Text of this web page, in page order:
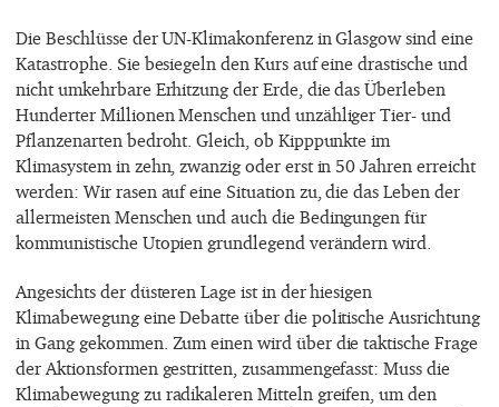
Die Beschlüsse der UN-Klimakonferenz in Glasgow sind eine
Katastrophe. Sie besiegeln den Kurs auf eine drastische und
nicht umkehrbare Erhitzung der Erde, die das Überleben
Hunderter Millionen Menschen und unzähliger Tier- und
Pflanzenarten bedroht. Gleich, ob Kipppunkte im
Klimasystem in zehn, zwanzig oder erst in 50 Jahren erreicht
werden: Wir rasen auf eine Situation zu, die das Leben der
allermeisten Menschen und auch die Bedingungen für
kommunistische Utopien grundlegend verändern wird.
Angesichts der düsteren Lage ist in der hiesigen
Klimabewegung eine Debatte über die politische Ausrichtung
in Gang gekommen. Zum einen wird über die taktische Frage
der Aktionsformen gestritten, zusammengefasst: Muss die
Klimabewegung zu radikaleren Mitteln greifen, um den